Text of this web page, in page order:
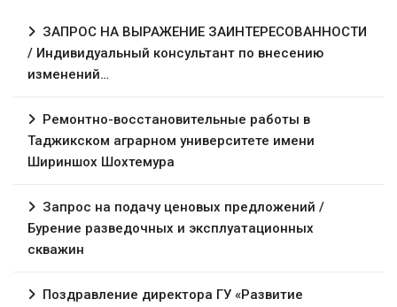
ЗАПРОС НА ВЫРАЖЕНИЕ ЗАИНТЕРЕСОВАННОСТИ
/ Индивидуальный консультант по внесению
изменений…
Ремонтно-восстановительные работы в
Таджикском аграрном университете имени
Шириншох Шохтемура
Запрос на подачу ценовых предложений /
Бурение разведочных и эксплуатационных
скважин
Поздравление директора ГУ «Развитие